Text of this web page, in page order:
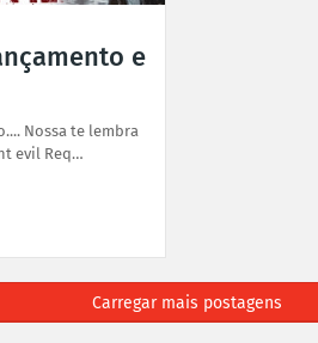
e
Nossa te lembra
evil Req…
Carregar mais postagens